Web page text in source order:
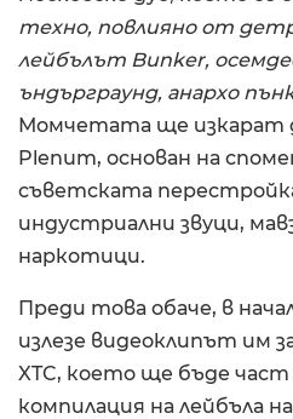
техно, повлияно от
лейбълът Bunker,
ъндърграунд, анархо
Момчетата ще изкарат
Plenum, основан на
съветската
индустриални звуци,
наркотици.
Преди това обаче, в
излезе видеоклипът им
XTC, което ще бъде
компилация на лейбъла